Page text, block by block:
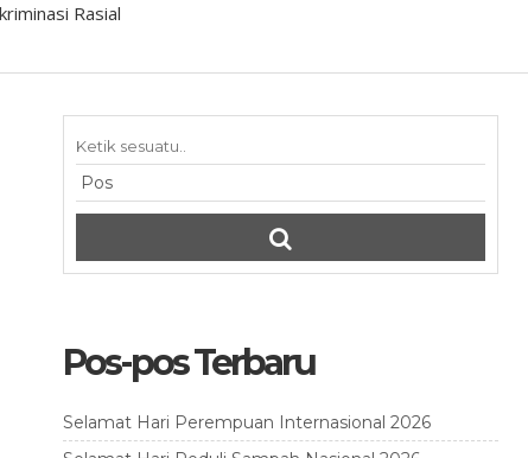
Rasial
Pos-pos Terbaru
Selamat Hari Perempuan Internasional 2026